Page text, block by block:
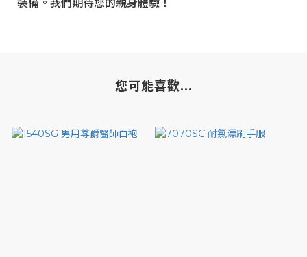
裝備。我們期待您的親身體驗！
您可能喜歡...